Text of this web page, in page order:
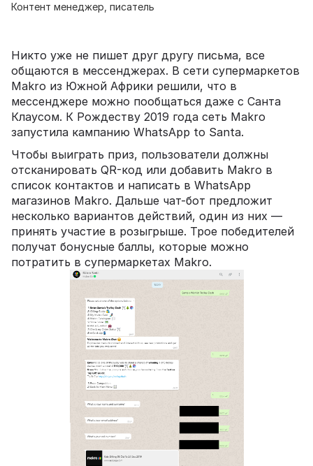
Контент менеджер, писатель
Никто уже не пишет друг другу письма, все
общаются в мессенджерах. В сети супермаркетов
Makro из Южной Африки решили, что в
мессенджере можно пообщаться даже с Санта
Клаусом. К Рождеству 2019 года сеть Makro
запустила кампанию WhatsApp to Santa.
Чтобы выиграть приз, пользователи должны
отсканировать QR-код или добавить Makro в
список контактов и написать в WhatsApp
магазинов Makro. Дальше чат-бот предложит
несколько вариантов действий, один из них —
принять участие в розыгрыше. Трое победителей
получат бонусные баллы, которые можно
потратить в супермаркетах Makro.